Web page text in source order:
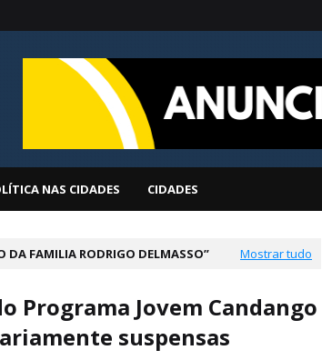
NAS CIDADES CIDADES
DA FAMILIA RODRIGO DELMASSO Mostrar tudo
Programa Jovem Candango
suspensas